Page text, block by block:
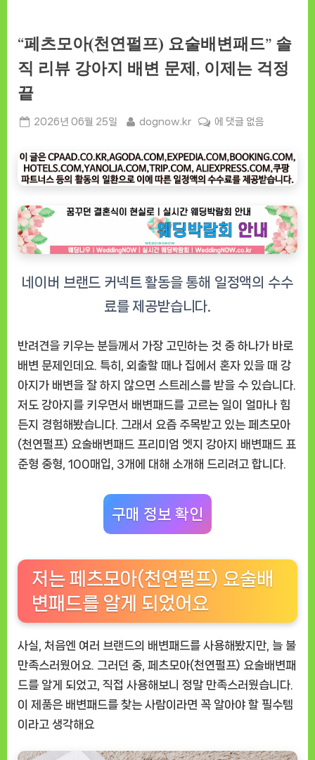
“페츠모아(천연펄프) 요술배변패드” 솔
직 리뷰 강아지 배변 문제, 이제는 걱정
끝
Posted
2026년 06월 25일 By
dognow.kr
“페
모
아
(천
펄
프)
요
배
드”
직
리
뷰
강
아
지
제
는
끝
에 댓글 없음
반려견을 키우는 분들께서 가장 고민하는 것 중 하나가 바로
배변 문제인데요. 특히, 외출할 때나 집에서 혼자 있을 때 강
아지가 배변을 잘 하지 않으면 스트레스를 받을 수 있습니다.
저도 강아지를 키우면서 배변패드를 고르는 일이 얼마나 힘
든지 경험해봤습니다. 그래서 요즘 주목받고 있는 페츠모아
(천연펄프) 요술배변패드 프리미엄 엣지 강아지 배변패드 표
준형 중형, 100매입, 3개 에 대해 소개해 드리려고 합니다.
구매 정보 확인
저는 페츠모아(천연펄프) 요술배
변패드를 알게 되었어요
사실, 처음엔 여러 브랜드의 배변패드를 사용해봤지만, 늘 불
만족스러웠어요. 그러던 중, 페츠모아(천연펄프) 요술배변패
드를 알게 되었고, 직접 사용해보니 정말 만족스러웠습니다.
이 제품은 배변패드를 찾는 사람이라면 꼭 알아야 할 필수템
이라고 생각해요